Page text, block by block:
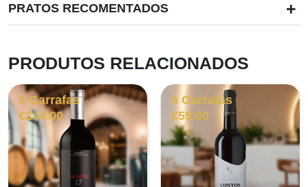
PRATOS RECOMENTADOS +
PRODUTOS RELACIONADOS
3 Garrafas
€244.00
6 Garrafas
€55.00